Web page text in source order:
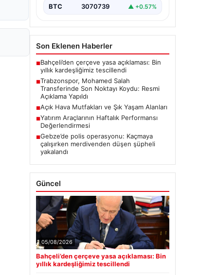
BTC 3070739 ▲ +0.57%
Son Eklenen Haberler
■Bahçeli’den çerçeve yasa açıklaması: Bin
yıllık kardeşliğimiz tescillendi
■Trabzonspor, Mohamed Salah
Transferinde Son Noktayı Koydu: Resmi
Açıklama Yapıldı
■Açık Hava Mutfakları ve Şık Yaşam Alanları
■Yatırım Araçlarının Haftalık Performansı
Değerlendirmesi
■Gebze’de polis operasyonu: Kaçmaya
çalışırken merdivenden düşen şüpheli
yakalandı
Güncel
05/08/2026
Bahçeli’den çerçeve yasa açıklaması: Bin
yıllık kardeşliğimiz tescillendi